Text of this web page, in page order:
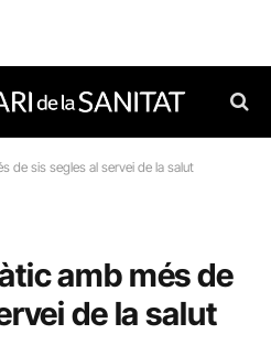
de sis segles al servei de la salut
amb més de
de la salut